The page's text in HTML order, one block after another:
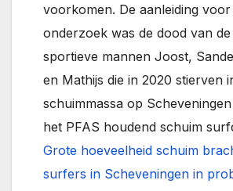
voorkomen. De aanleiding voor
onderzoek was de dood van
sportieve mannen Joost,
en Mathijs die in 2020 stierven
schuimmassa op
het PFAS houdend schuim
Grote hoeveelheid schuim
surfers in Scheveningen in